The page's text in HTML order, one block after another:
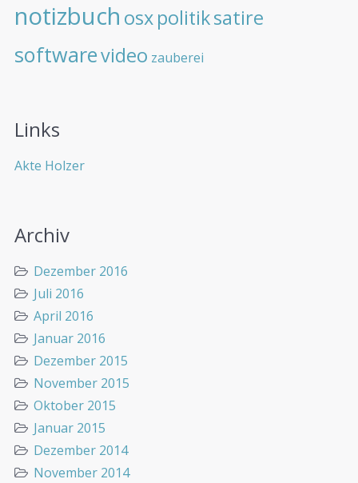
notizbuch osxpolitiksatire
softwarevideo zauberei
Links
Akte Holzer
Archiv
Dezember 2016
Juli 2016
April 2016
Januar 2016
Dezember 2015
November 2015
Oktober 2015
Januar 2015
Dezember 2014
November 2014